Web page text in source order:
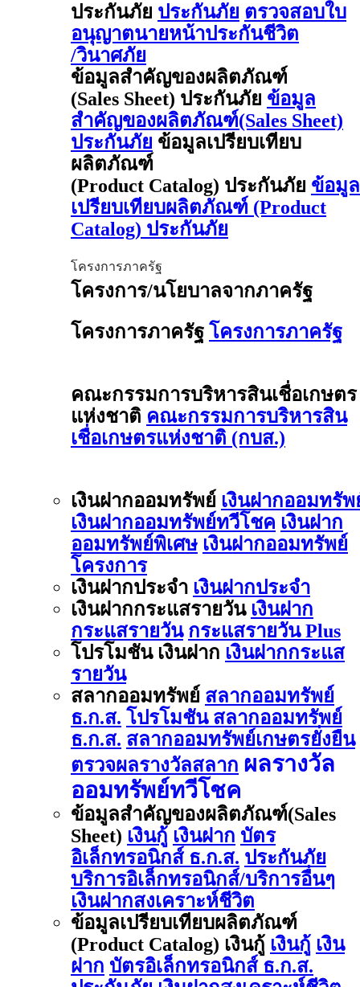
ประกันภัย ประกันภัย ตรวจสอบใบ
อนุญาตนายหน้าประกันชีวิต
/วินาศภัย
ข้อมูลสำคัญของผลิตภัณฑ์
(Sales Sheet) ประกันภัย ข้อมูล
สำคัญของผลิตภัณฑ์(Sales Sheet)
ประกันภัย ข้อมูลเปรียบเทียบ
ผลิตภัณฑ์
(Product Catalog) ประกันภัย ข้อมูล
เปรียบเทียบผลิตภัณฑ์ (Product
Catalog) ประกันภัย
โครงการภาครัฐ
โครงการ/นโยบาลจากภาครัฐ
โครงการภาครัฐ โครงการภาครัฐ
คณะกรรมการบริหารสินเชื่อเกษตร
แห่งชาติ คณะกรรมการบริหารสิน
เชื่อเกษตรแห่งชาติ (กบส.)
เงินฝากออมทรัพย์ เงินฝากออมทรัพ
เงินฝากออมทรัพย์ทวีโชค เงินฝาก
ออมทรัพย์พิเศษ เงินฝากออมทรัพย์
โครงการ
เงินฝากประจำ เงินฝากประจำ
เงินฝากกระแสรายวัน เงินฝาก
กระแสรายวัน กระแสรายวัน Plus
โปรโมชัน เงินฝาก เงินฝากกระแส
รายวัน
สลากออมทรัพย์ สลากออมทรัพย์
ธ.ก.ส. โปรโมชัน สลากออมทรัพย์
ธ.ก.ส. สลากออมทรัพย์เกษตรยั่งยืน
ตรวจผลรางวัลสลาก ผลรางวัล
ออมทรัพย์ทวีโชค
ข้อมูลสำคัญของผลิตภัณฑ์(Sales
Sheet) เงินกู้ เงินฝาก บัตร
อิเล็กทรอนิกส์ ธ.ก.ส. ประกันภัย
บริการอิเล็กทรอนิกส์/บริการอื่นๆ
เงินฝากสงเคราะห์ชีวิต
ข้อมูลเปรียบเทียบผลิตภัณฑ์
(Product Catalog) เงินกู้ เงินกู้ เงิน
ฝาก บัตรอิเล็กทรอนิกส์ ธ.ก.ส.